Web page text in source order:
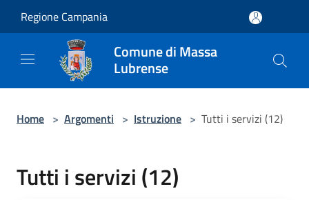
Regione Campania
Comune di Massa
Lubrense
Home > Argomenti > Istruzione > Tutti i servizi (12)
Tutti i servizi (12)